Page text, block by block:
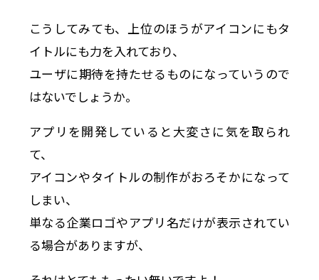
こうしてみても、上位のほうがアイコンにもタ
イトルにも力を入れており、
ユーザに期待を持たせるものになっていうので
はないでしょうか。
アプリを開発していると大変さに気を取られ
て、
アイコンやタイトルの制作がおろそかになって
しまい、
単なる企業ロゴやアプリ名だけが表示されてい
る場合がありますが、